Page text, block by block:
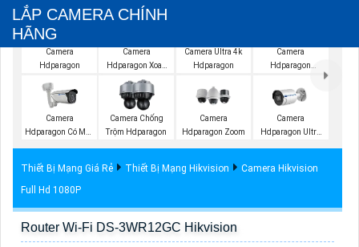
LẮP CAMERA CHÍNH
HÃNG
Camera
Hdparagon
Camera
Hdparagon Xoay
360 Độ
Camera Ultra 4k
Hdparagon
Camera
Hdparagon
Camera
Hdparagon Có Màu
Camera Chống
Trộm Hdparagon
Camera
Hdparagon Zoom
Camera
Hdparagon Ultra
Thiết Bị Mạng Giá Rẻ Thiết Bị Mạng Hikvision
Camera Hikvision
Full Hd 1080P
Router Wi-Fi DS-3WR12GC Hikvision